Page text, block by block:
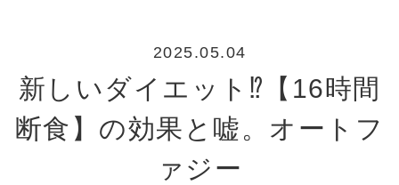
2025.05.04
新しいダイエット⁉【16時間
断食】の効果と嘘。オートフ
ァジー